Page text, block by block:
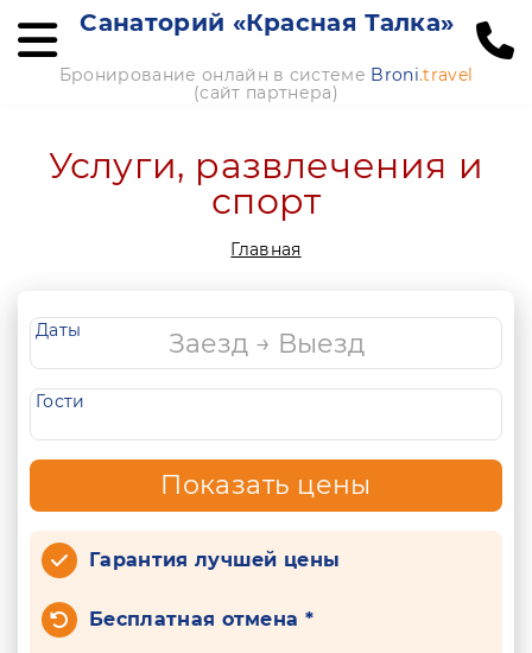
Санаторий «Красная Талка»
Бронирование онлайн в системе Broni.travel
(сайт партнера)
Услуги, развлечения и
спорт
Главная
Даты
Гости
Показать цены
Гарантия лучшей цены
Бесплатная отмена *